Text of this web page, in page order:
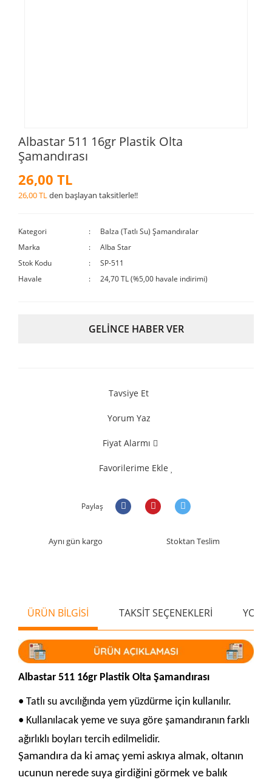
Albastar 511 16gr Plastik Olta
Şamandırası
26,00 TL
26,00 TLden başlayan taksitlerle!!
Kategori
Balza (Tatlı Su) Şamandıralar
Marka
Alba Star
Stok Kodu
SP-511
Havale
24,70 TL (%5,00 havale indirimi)
GELİNCE HABER VER
Tavsiye Et
Yorum Yaz
Fiyat Alarmı
Favorilerime Ekle
Paylaş
Aynı gün kargo Stoktan Teslim
ÜRÜN BİLGİSİ TAKSİT SEÇENEKLERİ
Albastar 511 16gr Plastik Olta Şamandırası
• Tatlı su avcılığında yem yüzdürme için kullanılır.
• Kullanılacak yeme ve suya göre şamandıranın farklı
ağırlıklı boyları tercih edilmelidir.
Şamandıra da ki amaç yemi askıya almak, oltanın
ucunun nerede suya girdiğini görmek ve balık